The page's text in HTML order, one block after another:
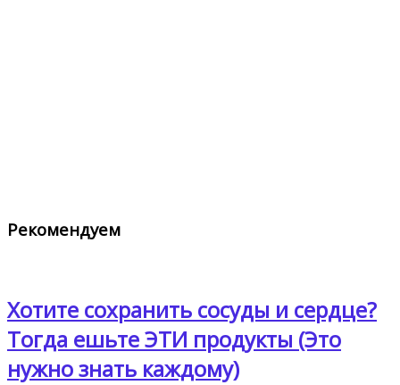
Рекомендуем
Хотите сохранить сосуды и сердце?
Тогда ешьте ЭТИ продукты (Это
нужно знать каждому)